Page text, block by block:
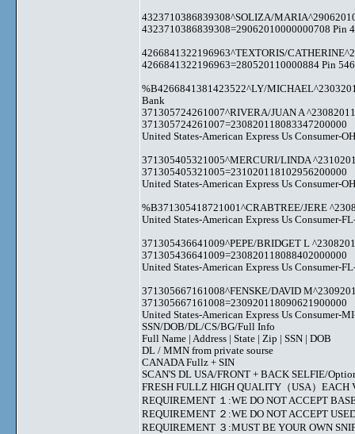
4323710386839308^SOLIZA/
4323710386839308=29062010000000708 Pin
4266841322196963^TEXTORIS/
4266841322196963=280520110000884 Pin
%B4266841381423522^LY/
Bank
371305724261007^RIVERA/JUAN A
371305724261007=230820118083347200000
United States-American Express Us Consumer-
371305405321005^MERCURI/LINDA
371305405321005=231020118102956200000
United States-American Express Us Consumer-
%B371305418721001^CRABTREE/JERE
United States-American Express Us Consumer-
371305436641009^PEPE/BRIDGET L
371305436641009=230820118088402000000
United States-American Express Us Consumer-
371305667161008^FENSKE/DAVID
371305667161008=230920118090621900000
United States-American Express Us Consumer-
SSN/DOB/DL/CS/BG/Full Info
Full Name | Address | State | Zip | SSN | DOB
DL / MMN from private sourse
CANADA Fullz + SIN
SCAN'S DL USA/FRONT + BACK SELFIE/
FRESH FULLZ HIGH QUALITY（USA）EACH
REQUIREMENT １:WE DO NOT ACCEPT
REQUIREMENT ２:WE DO NOT ACCEPT
REQUIREMENT ３:MUST BE YOUR OWN